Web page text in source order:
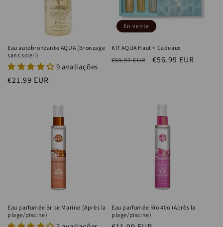
Eau autobronzante AQUA (Bronzage
sans soleil)
9 avaliações
Prix
€21.99 EUR
En vente
KIT AQUA Haut + Cadeaux
Prix
€59.97 EUR
Prix
€56.99 EUR
Eau parfumée Brise Marine (Après la
plage/piscine)
Eau parfumée Rio 40o (Après la
plage/piscine)